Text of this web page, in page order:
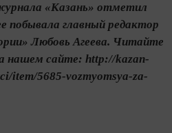
«Казань» отметил
побывала главный редактор
Любовь Агеева. Читайте
нашем сайте: http://kazan-
item/5685-vozmyomsya-za-